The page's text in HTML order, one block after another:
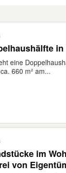
eine
660 m² am...
im
von